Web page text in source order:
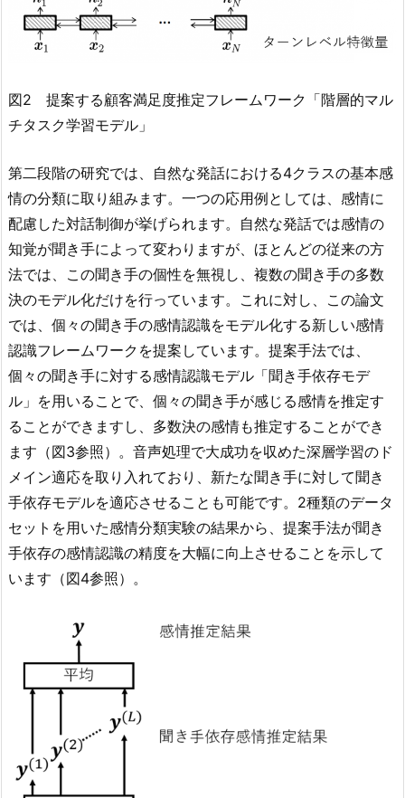
図2 提案する顧客満足度推定フレームワーク「階層的マル
チタスク学習モデル」
第二段階の研究では、自然な発話における4クラスの基本感
情の分類に取り組みます。一つの応用例としては、感情に
配慮した対話制御が挙げられます。自然な発話では感情の
知覚が聞き手によって変わりますが、ほとんどの従来の方
法では、この聞き手の個性を無視し、複数の聞き手の多数
決のモデル化だけを行っています。これに対し、この論文
では、個々の聞き手の感情認識をモデル化する新しい感情
認識フレームワークを提案しています。提案手法では、
個々の聞き手に対する感情認識モデル「聞き手依存モデ
ル」を用いることで、個々の聞き手が感じる感情を推定す
ることができますし、多数決の感情も推定することができ
ます（図3参照）。音声処理で大成功を収めた深層学習のド
メイン適応を取り入れており、新たな聞き手に対して聞き
手依存モデルを適応させることも可能です。2種類のデータ
セットを用いた感情分類実験の結果から、提案手法が聞き
手依存の感情認識の精度を大幅に向上させることを示して
います（図4参照）。